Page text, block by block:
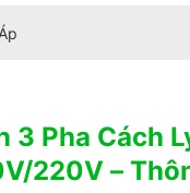
3 Pha Cách
220V –